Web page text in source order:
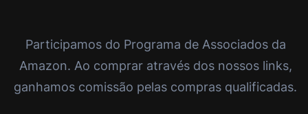
Participamos do Programa de Associados da
Amazon. Ao comprar através dos nossos links,
ganhamos comissão pelas compras qualificadas.